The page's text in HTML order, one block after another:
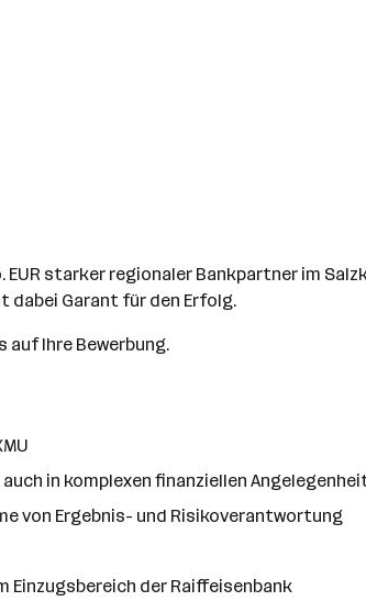
starker regionaler Bankpartner im
dabei Garant für den Erfolg.
Ihre Bewerbung.
in komplexen finanziellen
von Ergebnis- und Risikoverantwortung
Einzugsbereich der Raiffeisenbank